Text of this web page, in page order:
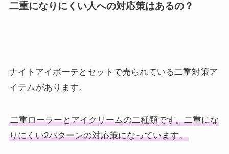
二重になりにくい人への対応策はあるの？
ナイトアイボーテとセットで売られている二重対策ア
イテムがあります。
二重ローラーとアイクリームの二種類です。二重にな
りにくい2パターンの対応策になっています。